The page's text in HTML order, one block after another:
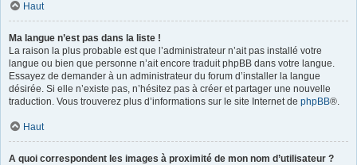
Haut
Ma langue n’est pas dans la liste !
La raison la plus probable est que l’administrateur n’ait pas installé votre
langue ou bien que personne n’ait encore traduit phpBB dans votre langue.
Essayez de demander à un administrateur du forum d’installer la langue
désirée. Si elle n’existe pas, n’hésitez pas à créer et partager une nouvelle
traduction. Vous trouverez plus d’informations sur le site Internet de phpBB®.
Haut
A quoi correspondent les images à proximité de mon nom d’utilisateur ?